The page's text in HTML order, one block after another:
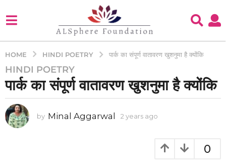
HOME HINDI POETRY पार्क का संपूर्ण वातावरण खुशनुमा है क्योंकि
2
y
a
r
HINDI POETRY
पार्क का संपूर्ण वातावरण खुशनुमा है क्योंकि
by Minal Aggarwal 2 years ago
a
0